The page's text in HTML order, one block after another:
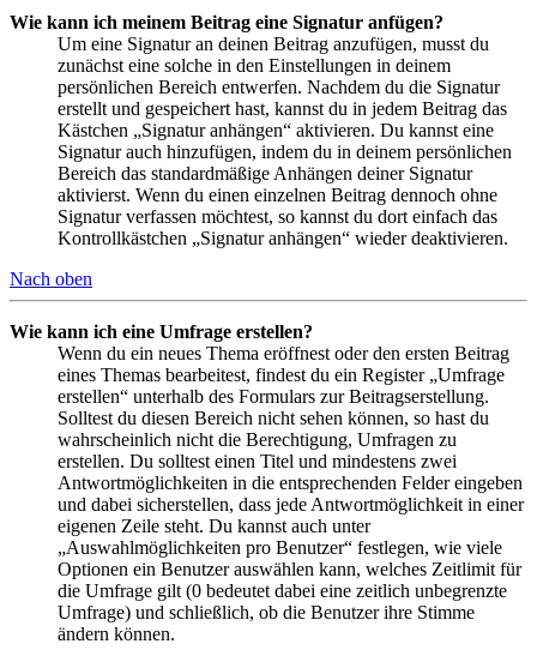
Wie kann ich meinem Beitrag eine Signatur anfügen?
Um eine Signatur an deinen Beitrag anzufügen, musst du
zunächst eine solche in den Einstellungen in deinem
persönlichen Bereich entwerfen. Nachdem du die Signatur
erstellt und gespeichert hast, kannst du in jedem Beitrag das
Kästchen „Signatur anhängen“ aktivieren. Du kannst eine
Signatur auch hinzufügen, indem du in deinem persönlichen
Bereich das standardmäßige Anhängen deiner Signatur
aktivierst. Wenn du einen einzelnen Beitrag dennoch ohne
Signatur verfassen möchtest, so kannst du dort einfach das
Kontrollkästchen „Signatur anhängen“ wieder deaktivieren.
Nach oben
Wie kann ich eine Umfrage erstellen?
Wenn du ein neues Thema eröffnest oder den ersten Beitrag
eines Themas bearbeitest, findest du ein Register „Umfrage
erstellen“ unterhalb des Formulars zur Beitragserstellung.
Solltest du diesen Bereich nicht sehen können, so hast du
wahrscheinlich nicht die Berechtigung, Umfragen zu
erstellen. Du solltest einen Titel und mindestens zwei
Antwortmöglichkeiten in die entsprechenden Felder eingeben
und dabei sicherstellen, dass jede Antwortmöglichkeit in einer
eigenen Zeile steht. Du kannst auch unter
„Auswahlmöglichkeiten pro Benutzer“ festlegen, wie viele
Optionen ein Benutzer auswählen kann, welches Zeitlimit für
die Umfrage gilt (0 bedeutet dabei eine zeitlich unbegrenzte
Umfrage) und schließlich, ob die Benutzer ihre Stimme
ändern können.